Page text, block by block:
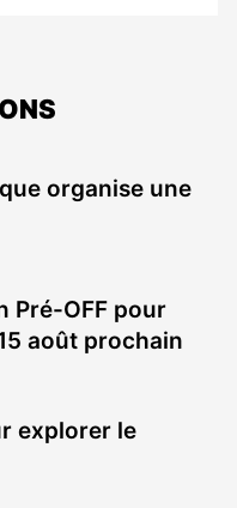
organise une
Pré-OFF pour
août prochain
explorer le